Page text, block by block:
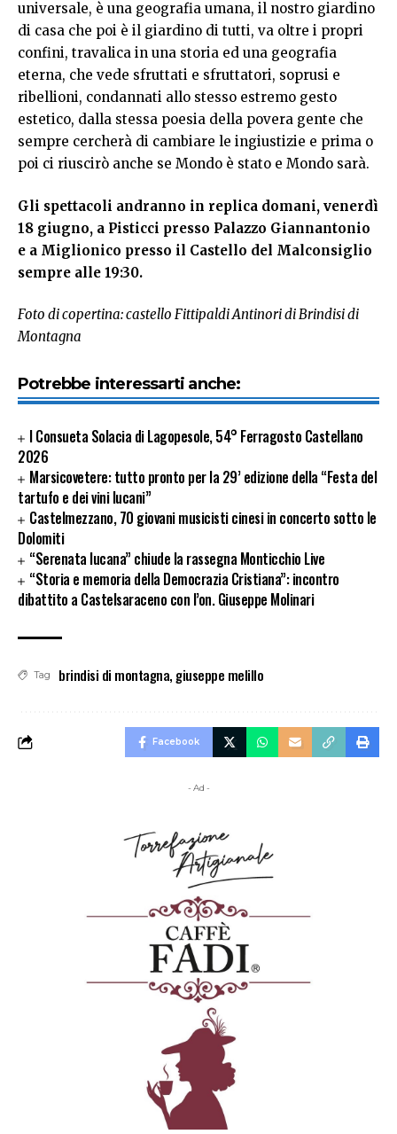
universale, è una geografia umana, il nostro giardino
di casa che poi è il giardino di tutti, va oltre i propri
confini, travalica in una storia ed una geografia
eterna, che vede sfruttati e sfruttatori, soprusi e
ribellioni, condannati allo stesso estremo gesto
estetico, dalla stessa poesia della povera gente che
sempre cercherà di cambiare le ingiustizie e prima o
poi ci riuscirò anche se Mondo è stato e Mondo sarà.
Gli spettacoli andranno in replica domani, venerdì
18 giugno, a Pisticci presso Palazzo Giannantonio
e a Miglionico presso il Castello del Malconsiglio
sempre alle 19:30.
Foto di copertina: castello Fittipaldi Antinori di Brindisi di
Montagna
Potrebbe interessarti anche:
I Consueta Solacia di Lagopesole, 54° Ferragosto Castellano
2026
Marsicovetere: tutto pronto per la 29’ edizione della “Festa del
tartufo e dei vini lucani”
Castelmezzano, 70 giovani musicisti cinesi in concerto sotto le
Dolomiti
“Serenata lucana” chiude la rassegna Monticchio Live
“Storia e memoria della Democrazia Cristiana”: incontro
dibattito a Castelsaraceno con l’on. Giuseppe Molinari
Tag brindisi di montagna, giuseppe melillo
Facebook
- Ad -